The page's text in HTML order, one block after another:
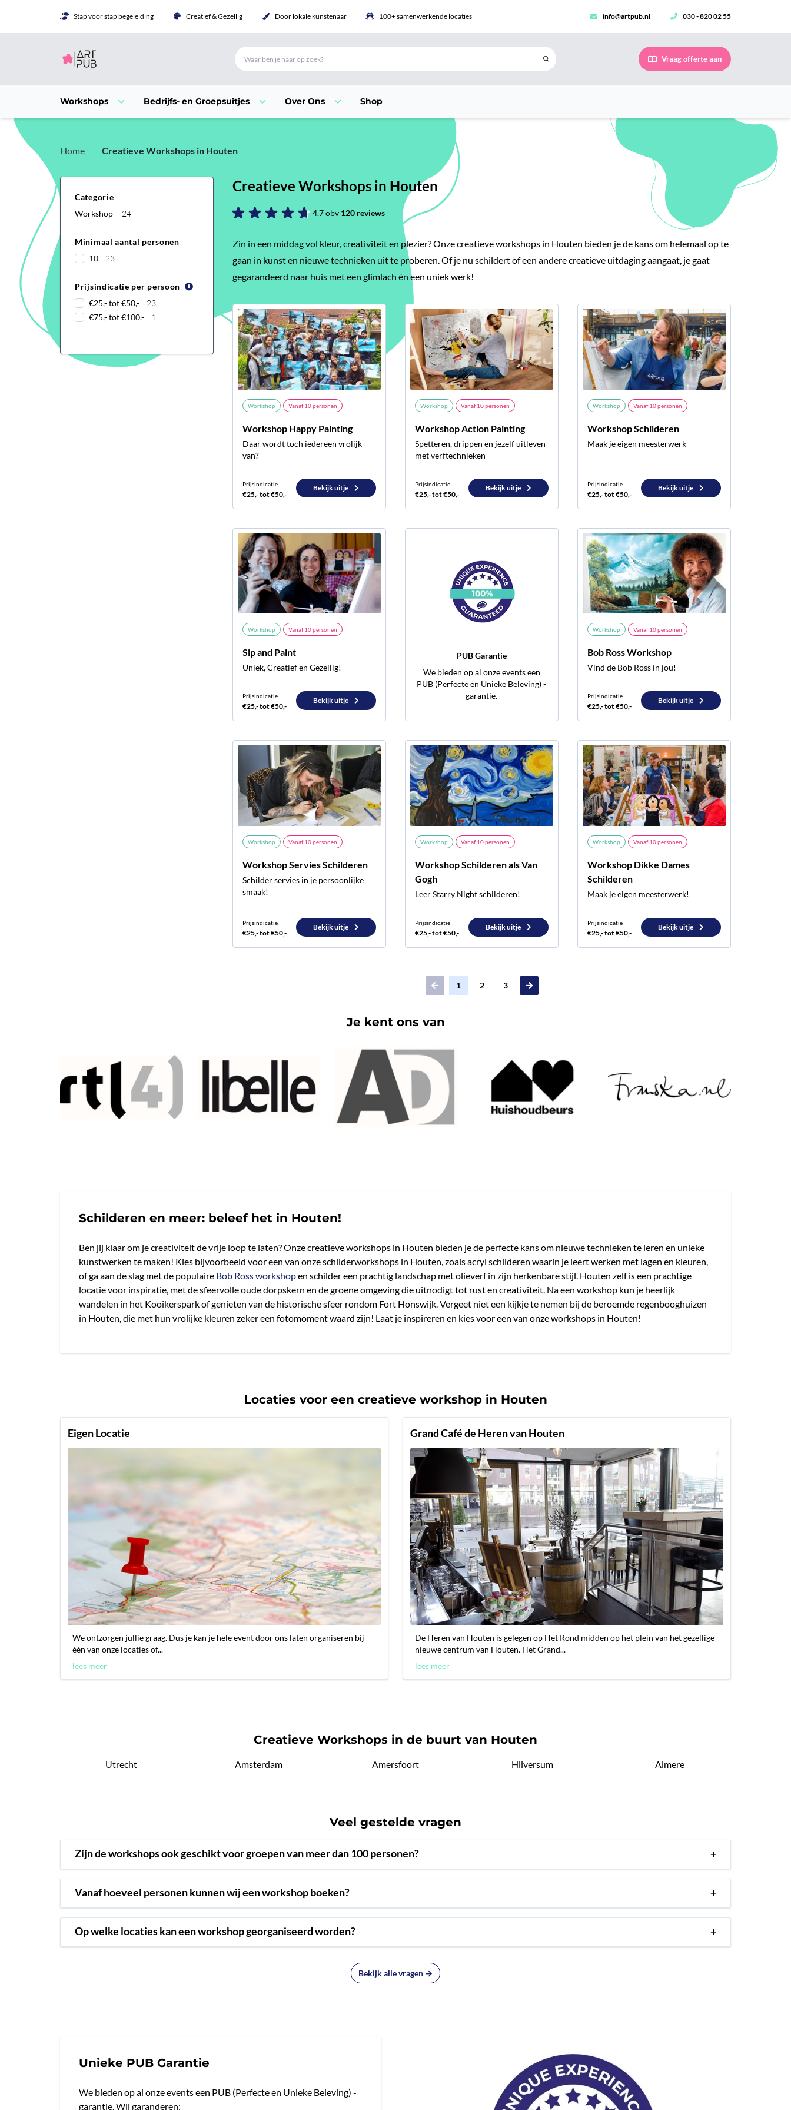
Stap voor stap begeleiding Creatief & Gezellig Door lokale kunstenaar 100+ samenwerkende locaties info@artpub.nl 030 - 820 02 55
Vraag offerte aan
Workshops Bedrijfs- en Groepsuitjes Over Ons Shop
Home Creatieve Workshops in Houten
Categorie
Workshop
24
Minimaal aantal personen
10
23
Prijsindicatie per persoon
€25,- tot €50,-
23
€75,- tot €100,-
1
Creatieve Workshops in Houten
4.7 obv 120 reviews
Zin in een middag vol kleur, creativiteit en plezier? Onze creatieve workshops in Houten bieden je de kans om helemaal op te
gaan in kunst en nieuwe technieken uit te proberen. Of je nu schildert of een andere creatieve uitdaging aangaat, je gaat
gegarandeerd naar huis met een glimlach én een uniek werk!
Workshop Vanaf10personen
Workshop Happy Painting
Daar wordt toch iedereen vrolijk
van?
Prijsindicatie
€25,- tot €50,-
Bekijk uitje
Workshop Vanaf10personen
Workshop Action Painting
Spetteren, drippen en jezelf uitleven
met verftechnieken
Prijsindicatie
€25,- tot €50,-
Bekijk uitje
Workshop Vanaf10personen
Workshop Schilderen
Maak je eigen meesterwerk
Prijsindicatie
€25,- tot €50,-
Bekijk uitje
Workshop Vanaf10personen
Sip and Paint
Uniek, Creatief en Gezellig!
Prijsindicatie
€25,- tot €50,-
Bekijk uitje
PUB Garantie
We bieden op al onze events een
PUB (Perfecte en Unieke Beleving) -
garantie.
Workshop Vanaf10personen
Bob Ross Workshop
Vind de Bob Ross in jou!
Prijsindicatie
€25,- tot €50,-
Bekijk uitje
Workshop Vanaf10personen
Workshop Servies Schilderen
Schilder servies in je persoonlijke
smaak!
Prijsindicatie
€25,- tot €50,-
Bekijk uitje
Workshop Vanaf10personen
Workshop Schilderen als Van
Gogh
Leer Starry Night schilderen!
Prijsindicatie
€25,- tot €50,-
Bekijk uitje
Workshop Vanaf10personen
Workshop Dikke Dames
Schilderen
Maak je eigen meesterwerk!
Prijsindicatie
€25,- tot €50,-
Bekijk uitje
1 2 3
Je kent ons van
Schilderen en meer: beleef het in Houten!
Ben jij klaar om je creativiteit de vrije loop te laten? Onze creatieve workshops in Houten bieden je de perfecte kans om nieuwe technieken te leren en unieke
kunstwerken te maken! Kies bijvoorbeeld voor een van onze schilderworkshops in Houten, zoals acryl schilderen waarin je leert werken met lagen en kleuren,
of ga aan de slag met de populaire Bob Ross workshopen schilder een prachtig landschap met olieverf in zijn herkenbare stijl. Houten zelf is een prachtige
locatie voor inspiratie, met de sfeervolle oude dorpskern en de groene omgeving die uitnodigt tot rust en creativiteit. Na een workshop kun je heerlijk
wandelen in het Kooikerspark of genieten van de historische sfeer rondom Fort Honswijk. Vergeet niet een kijkje te nemen bij de beroemde regenbooghuizen
in Houten, die met hun vrolijke kleuren zeker een fotomoment waard zijn! Laat je inspireren en kies voor een van onze workshops in Houten!
Locaties voor een creatieve workshop in Houten
Eigen Locatie
We ontzorgen jullie graag. Dus je kan je hele event door ons laten organiseren bij
één van onze locaties of...
lees meer
Grand Café de Heren van Houten
De Heren van Houten is gelegen op Het Rond midden op het plein van het gezellige
nieuwe centrum van Houten. Het Grand...
lees meer
Creatieve Workshops in de buurt van Houten
Utrecht Amsterdam Amersfoort Hilversum Almere
Veel gestelde vragen
Zijn de workshops ook geschikt voor groepen van meer dan 100 personen? +
Vanaf hoeveel personen kunnen wij een workshop boeken? +
Op welke locaties kan een workshop georganiseerd worden? +
Bekijk alle vragen →
Unieke PUB Garantie
We bieden op al onze events een PUB (Perfecte en Unieke Beleving) -
garantie. Wij garanderen: